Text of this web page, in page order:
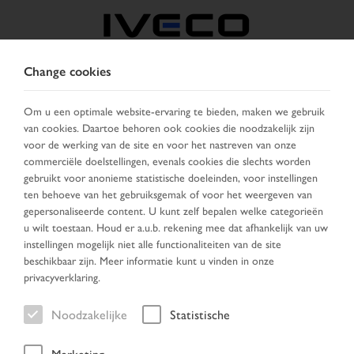
KIES LAND VERANDER TAAL
Toggle
navigation
MENU
Voertuig
Home
Change cookies
Om u een optimale website-ervaring te bieden, maken we gebruik
van cookies. Daartoe behoren ook cookies die noodzakelijk zijn
voor de werking van de site en voor het nastreven van onze
commerciële doelstellingen, evenals cookies die slechts worden
gebruikt voor anonieme statistische doeleinden, voor instellingen
ten behoeve van het gebruiksgemak of voor het weergeven van
gepersonaliseerde content. U kunt zelf bepalen welke categorieën
u wilt toestaan. Houd er a.u.b. rekening mee dat afhankelijk van uw
instellingen mogelijk niet alle functionaliteiten van de site
beschikbaar zijn. Meer informatie kunt u vinden in onze
privacyverklaring.
Noodzakelijke Statistische